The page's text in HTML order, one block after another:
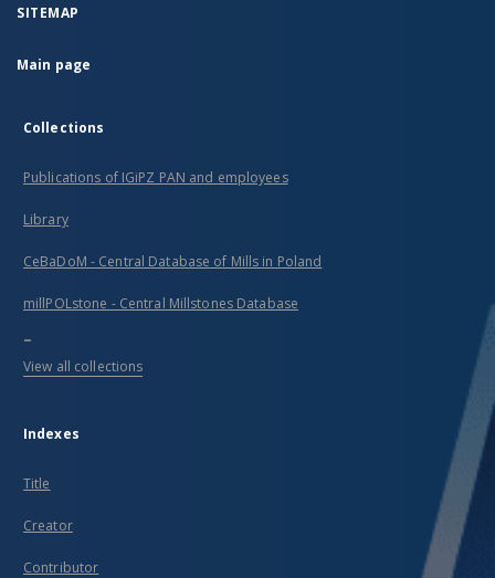
SITEMAP
Main page
Collections
Publications of IGiPZ PAN and employees
Library
CeBaDoM - Central Database of Mills in Poland
millPOLstone - Central Millstones Database
...
View all collections
Indexes
Title
Creator
Contributor